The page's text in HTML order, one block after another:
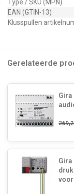
Type / SKU (MPN)
EAN (GTIN-13)
Klusspullen
Gerelateerde
Gira
Gira